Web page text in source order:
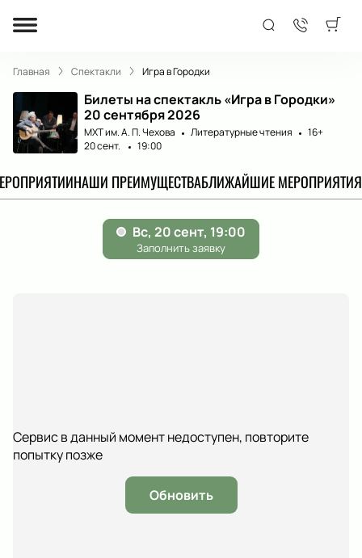
Главная Спектакли Игра в Городки
Билеты на спектакль «Игра в Городки»
20 сентября 2026
МХТ им. А. П. Чехова Литературные чтения
16+
20 сент.
19:00
НАШИ ПРЕИМУЩЕСТВАБЛИЖАЙШИЕ МЕРОПРИЯТИЯ
Сервис в данный момент недоступен, повторите
попытку позже
Обновить